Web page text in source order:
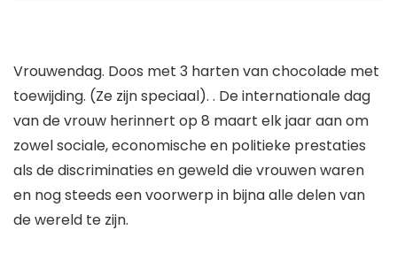
Vrouwendag. Doos met 3 harten van chocolade met
toewijding. (Ze zijn speciaal). . De internationale dag
van de vrouw herinnert op 8 maart elk jaar aan om
zowel sociale, economische en politieke prestaties
als de discriminaties en geweld die vrouwen waren
en nog steeds een voorwerp in bijna alle delen van
de wereld te zijn.